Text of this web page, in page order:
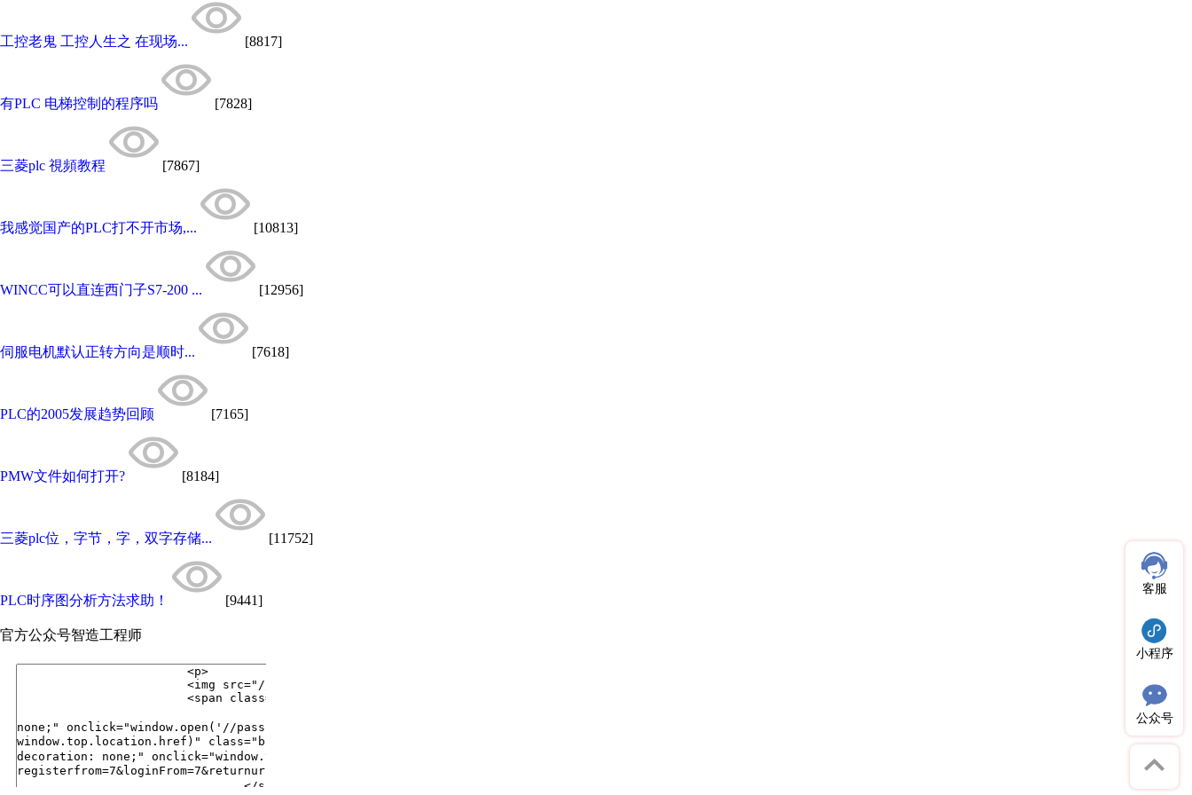
工控老鬼 工控人生之 在现场... [8817]
有PLC 电梯控制的程序吗 [7828]
三菱plc 視頻教程 [7867]
我感觉国产的PLC打不开市场,... [10813]
WINCC可以直连西门子S7-200 ... [12956]
伺服电机默认正转方向是顺时... [7618]
PLC的2005发展趋势回顾 [7165]
PMW文件如何打开? [8184]
三菱plc位，字节，字，双字存储... [11752]
PLC时序图分析方法求助！ [9441]
官方公众号智造工程师
客服
小程序
公众号